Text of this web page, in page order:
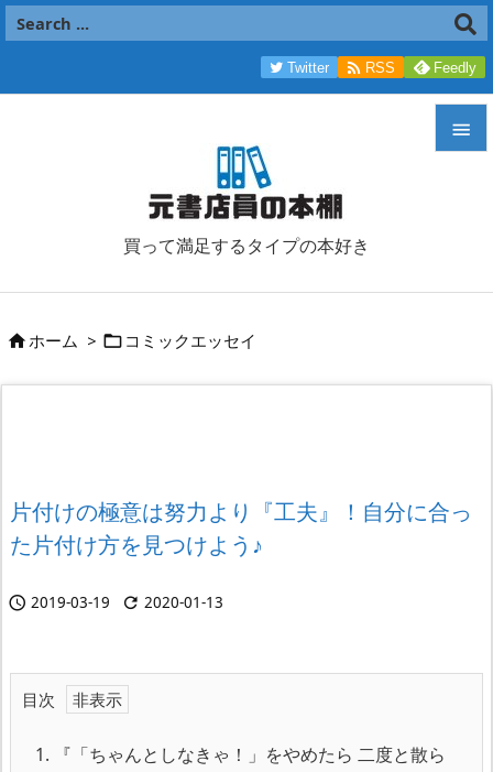
買って満足するタイプの本好き


次へ
Twitter  RSS Feedly
ホーム >  コミックエッセイ
片付けの極意は努力より『工夫』！自分に合っ
た片付け方を見つけよう♪
 2019-03-19  2020-01-13
目次
1. 『「ちゃんとしなきゃ！」をやめたら 二度と散ら